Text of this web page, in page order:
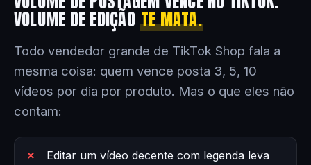
VOLUME DE EDIÇÃOTE MATA.
Todo vendedor grande de TikTok Shop fala a
mesma coisa: quem vence posta 3, 5, 10
vídeos por dia por produto. Mas o que eles não
contam:
Editar um vídeo decente com legenda leva